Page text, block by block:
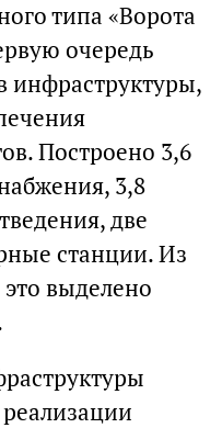
типа «Ворота
очередь
инфраструктуры,
Построено 3,6
3,8
две
станции. Из
выделено